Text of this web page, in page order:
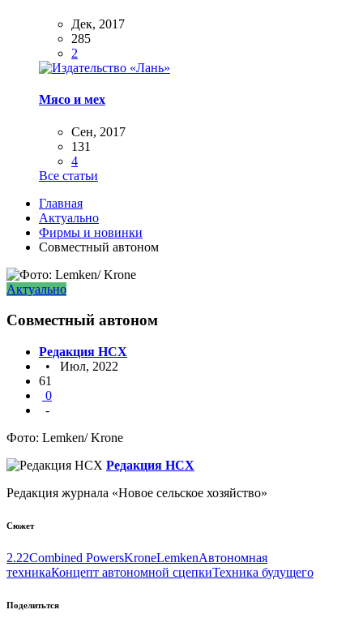
Дек, 2017
285
2
Мясо и мех
Сен, 2017
131
4
Все статьи
Главная
Актуально
Фирмы и новинки
Совместный автоном
Актуально
Совместный автоном
Редакция НСХ
• Июл, 2022
61
0
-
Фото: Lemken/ Krone
Редакция НСХ
Редакция журнала «Новое сельское хозяйство»
Сюжет
2.22Combined PowersKroneLemkenАвтономная
техникаКонцепт автономной сцепкиТехника будущего
Поделитьтся